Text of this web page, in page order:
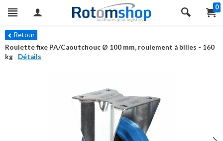
0
Retour
Roulette fixe PA/Caoutchouc Ø 100 mm, roulement à billes - 160
kg
Détails